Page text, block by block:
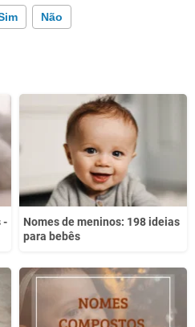
Não
incorreta
que procuro
-
Nomes de meninos: 198 ideias
para bebês